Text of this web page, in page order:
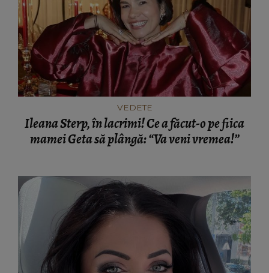
VEDETE
Ileana Sterp, în lacrimi! Ce a făcut-o pe fiica
mamei Geta să plângă: “Va veni vremea!”